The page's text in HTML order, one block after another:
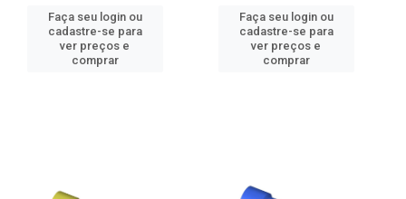
Faça seu login ou
cadastre-se para
ver preços e
comprar
Faça seu login ou
cadastre-se para
ver preços e
comprar